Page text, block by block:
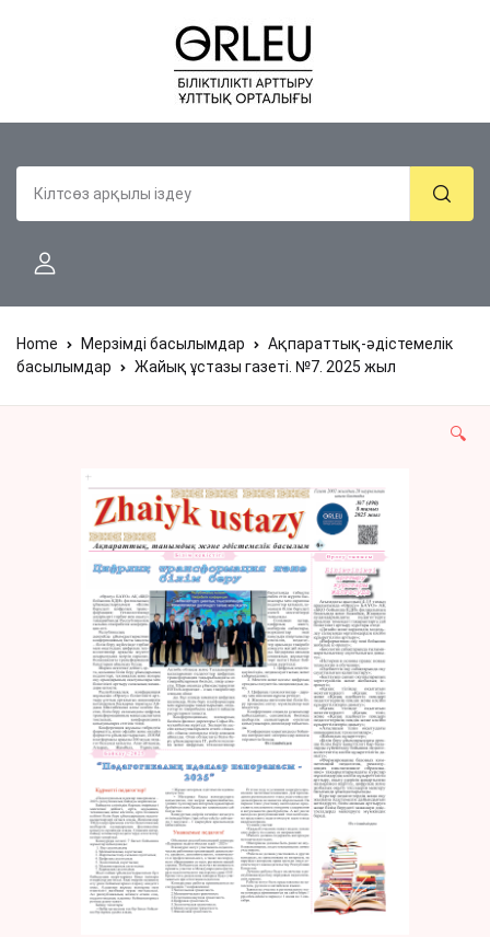
Home Мерзімді басылымдар
Ақпараттық-әдістемелік
басылымдар
Жайық ұстазы газеті. №7. 2025 жыл
🔍